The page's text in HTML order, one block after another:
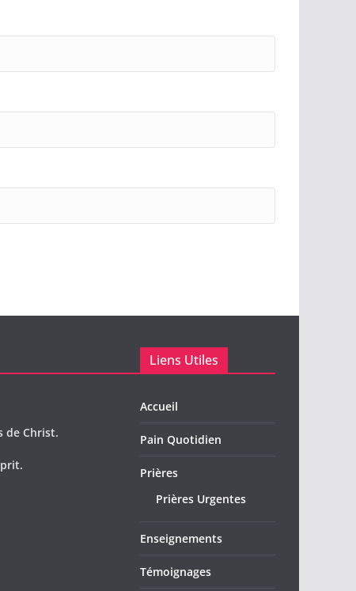
de Christ.
Liens Utiles
Accueil
Pain Quotidien
Prières
Prières Urgentes
Enseignements
Témoignages